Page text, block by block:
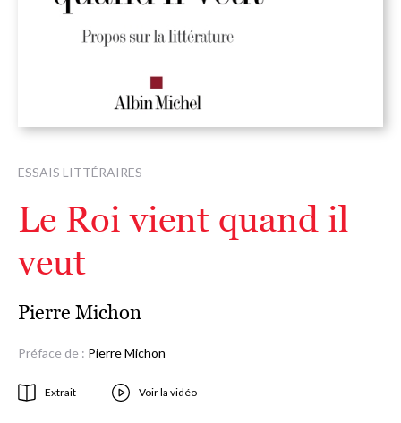
ESSAIS LITTÉRAIRES
Le Roi vient quand il
veut
Pierre Michon
Préface de : Pierre Michon
Extrait Voir la vidéo